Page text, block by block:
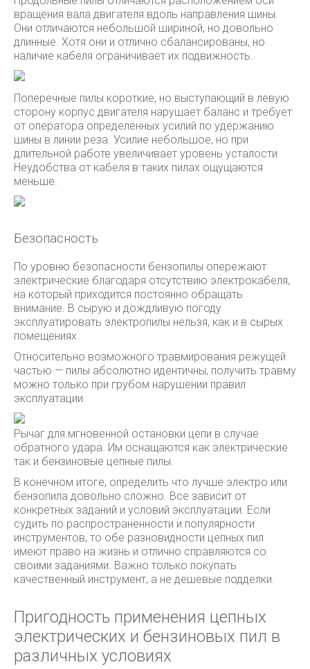
вращения вала двигателя вдоль направления шины.
Они отличаются небольшой шириной, но довольно
длинные. Хотя они и отлично сбалансированы, но
наличие кабеля ограничивает их подвижность.
Поперечные пилы короткие, но выступающий в левую
сторону корпус двигателя нарушает баланс и требует
от оператора определенных усилий по удержанию
шины в линии реза. Усилие небольшое, но при
длительной работе увеличивает уровень усталости.
Неудобства от кабеля в таких пилах ощущаются
меньше.
Безопасность
По уровню безопасности бензопилы опережают
электрические благодаря отсутствию электрокабеля,
на который приходится постоянно обращать
внимание. В сырую и дождливую погоду
эксплуатировать электропилы нельзя, как и в сырых
помещениях.
Относительно возможного травмирования режущей
частью — пилы абсолютно идентичны, получить травму
можно только при грубом нарушении правил
эксплуатации.
Рычаг для мгновенной остановки цепи в случае
обратного удара. Им оснащаются как электрические
так и бензиновые цепные пилы.
В конечном итоге, определить что лучше электро или
бензопила довольно сложно. Все зависит от
конкретных заданий и условий эксплуатации. Если
судить по распространенности и популярности
инструментов, то обе разновидности цепных пил
имеют право на жизнь и отлично справляются со
своими заданиями. Важно только покупать
качественный инструмент, а не дешевые подделки.
Пригодность применения цепных
электрических и бензиновых пил в
различных условиях